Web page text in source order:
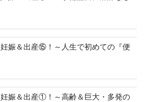
娠＆出産⑮！～人生で初めての『便
娠＆出産①！～高齢＆巨大・多発の